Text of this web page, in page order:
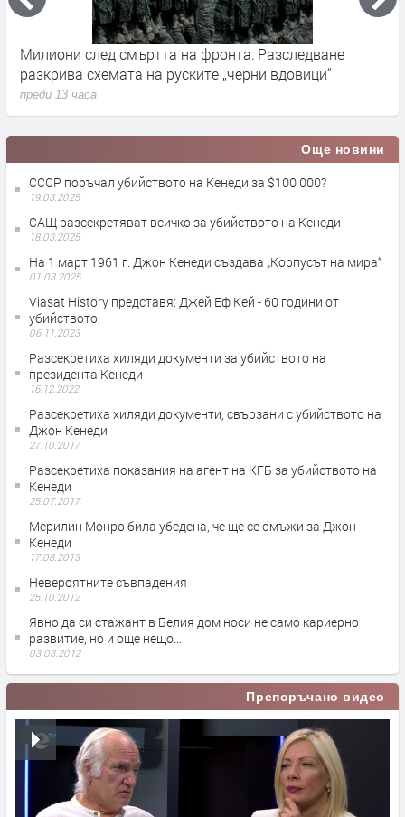
Милиони след смъртта на фронта: Разследване
разкрива схемата на руските „черни вдовици“
преди 13 часа
Още новини
СССР поръчал убийството на Кенеди за $100 000?
19.03.2025
САЩ разсекретяват всичко за убийството на Кенеди
18.03.2025
На 1 март 1961 г. Джон Кенеди създава „Корпусът на мира“
01.03.2025
Viasat History представя: Джей Еф Кей - 60 години от
убийството
06.11.2023
Разсекретиха хиляди документи за убийството на
президента Кенеди
16.12.2022
Разсекретиха хиляди документи, свързани с убийството на
Джон Кенеди
27.10.2017
Разсекретиха показания на агент на КГБ за убийството на
Кенеди
25.07.2017
Мерилин Монро била убедена, че ще се омъжи за Джон
Кенеди
17.08.2013
Невероятните съвпадения
25.10.2012
Явно да си стажант в Белия дом носи не само кариерно
развитие, но и още нещо…
03.03.2012
Препоръчано видео